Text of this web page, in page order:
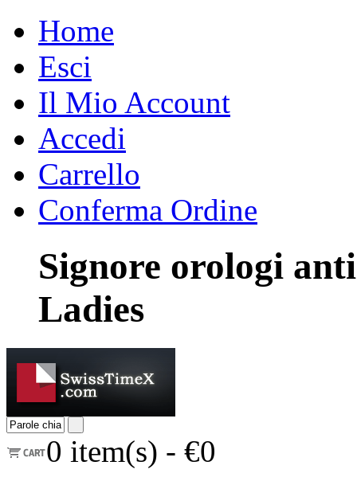
Home
Esci
Il Mio Account
Accedi
Carrello
Conferma Ordine
Signore orologi
Ladies
0 item(s) - €0